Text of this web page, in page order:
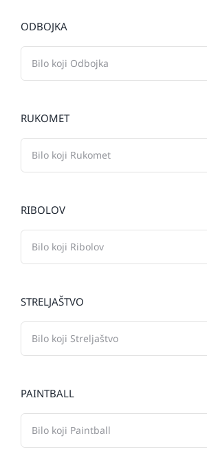
ODBOJKA
RUKOMET
RIBOLOV
STRELJAŠTVO
PAINTBALL